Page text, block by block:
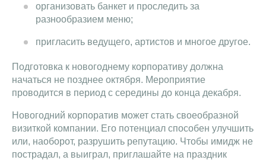
организовать банкет и проследить за
разнообразием меню;
пригласить ведущего, артистов и многое другое.
Подготовка к новогоднему корпоративу должна
начаться не позднее октября. Мероприятие
проводится в период с середины до конца декабря.
Новогодний корпоратив может стать своеобразной
визиткой компании. Его потенциал способен улучшить
или, наоборот, разрушить репутацию. Чтобы имидж не
пострадал, а выиграл, приглашайте на праздник